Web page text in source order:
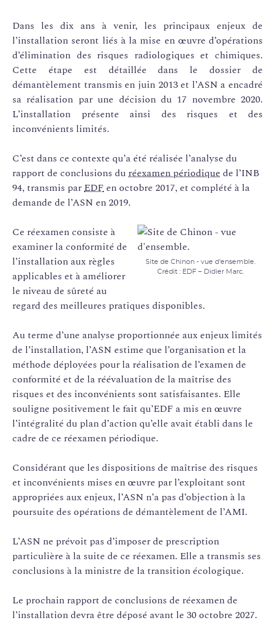
Dans les dix ans à venir, les principaux enjeux de
l’installation seront liés à la mise en œuvre d’opérations
d’élimination des risques radiologiques et chimiques.
Cette étape est détaillée dans le dossier de
démantèlement transmis en juin 2013 et l’ASN a encadré
sa réalisation par une décision du 17 novembre 2020.
L’installation présente ainsi des risques et des
inconvénients limités.
C’est dans ce contexte qu’a été réalisée l’analyse du
rapport de conclusions duréexamen périodique de l’INB
94, transmis parEDFen octobre 2017, et complété à la
demande de l’ASN en 2019.
Site de Chinon - vue d'ensemble.
Crédit : EDF – Didier Marc.
Ce réexamen consiste à
examiner la conformité de
l’installation aux règles
applicables et à améliorer
le niveau de sûreté au
regard des meilleures pratiques disponibles.
Au terme d’une analyse proportionnée aux enjeux limités
de l’installation, l’ASN estime que l’organisation et la
méthode déployées pour la réalisation de l’examen de
conformité et de la réévaluation de la maîtrise des
risques et des inconvénients sont satisfaisantes. Elle
souligne positivement le fait qu’EDF a mis en œuvre
l’intégralité du plan d’action qu’elle avait établi dans le
cadre de ce réexamen périodique.
Considérant que les dispositions de maîtrise des risques
et inconvénients mises en œuvre par l’exploitant sont
appropriées aux enjeux, l’ASN n’a pas d’objection à la
poursuite des opérations de démantèlement de l’AMI.
L’ASN ne prévoit pas d’imposer de prescription
particulière à la suite de ce réexamen. Elle a transmis ses
conclusions à la ministre de la transition écologique.
Le prochain rapport de conclusions de réexamen de
l’installation devra être déposé avant le 30 octobre 2027.